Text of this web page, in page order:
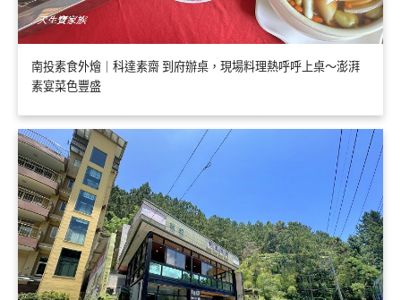
南投素食外燴｜科達素齋 到府辦桌，現場料理熱呼呼上桌～澎湃
素宴菜色豐盛